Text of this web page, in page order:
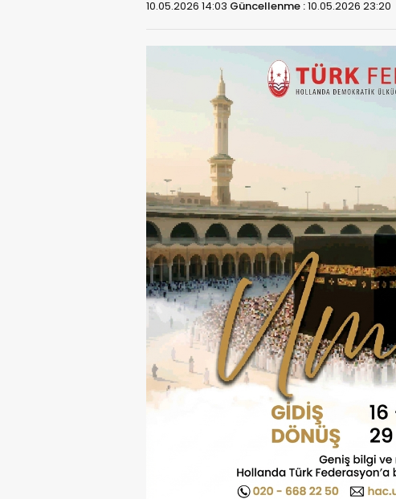
10.05.2026 14:03 Güncellenme :10.05.2026 23:20